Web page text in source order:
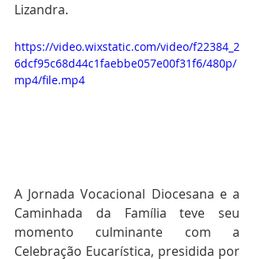
Lizandra.
https://video.wixstatic.com/video/f22384_2
6dcf95c68d44c1faebbe057e00f31f6/480p/
mp4/file.mp4
A Jornada Vocacional Diocesana e a
Caminhada da Família teve seu
momento culminante com a
Celebração Eucarística, presidida por